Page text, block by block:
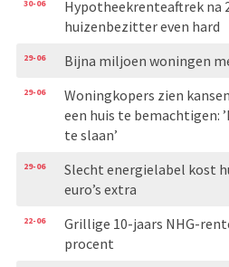
30-06
Hypotheekrenteaftrek na
huizenbezitter even hard
29-06 Bijna miljoen woningen
29-06
Woningkopers zien
een huis te bemachtigen:
te slaan’
29-06
Slecht energielabel kost
euro’s extra
22-06
Grillige 10-jaars NHG-
procent